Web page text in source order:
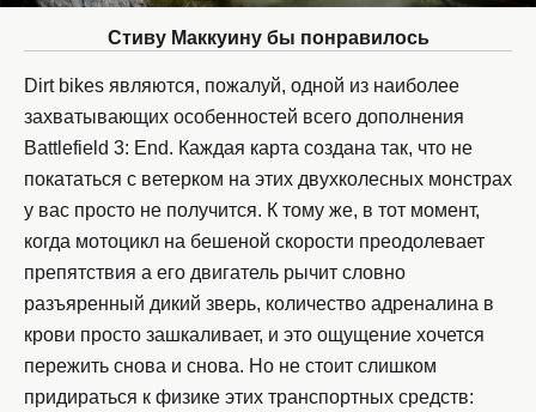
Стиву Маккуину бы понравилось
Dirt bikes являются, пожалуй, одной из наиболее
захватывающих особенностей всего дополнения
Battlefield 3: End. Каждая карта создана так, что не
покататься с ветерком на этих двухколесных монстрах
у вас просто не получится. К тому же, в тот момент,
когда мотоцикл на бешеной скорости преодолевает
препятствия а его двигатель рычит словно
разъяренный дикий зверь, количество адреналина в
крови просто зашкаливает, и это ощущение хочется
пережить снова и снова. Но не стоит слишком
придираться к физике этих транспортных средств: